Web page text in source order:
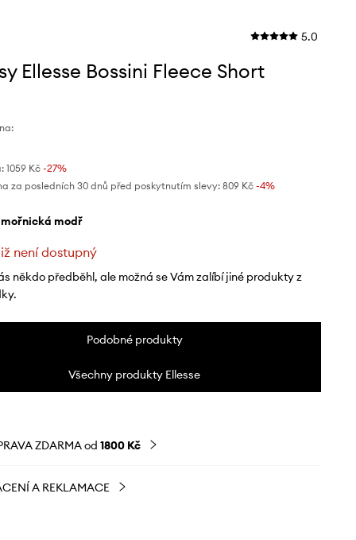
5.0
Ellesse Bossini Fleece Short
1059 Kč-27%
za posledních 30 dnů před poskytnutím slevy: 809 Kč -4%
modř
není dostupný
někdo předběhl, ale možná se Vám zalíbí jiné produkty z
Podobné produkty
Všechny produkty Ellesse
ZDARMA od 1800 Kč
A REKLAMACE